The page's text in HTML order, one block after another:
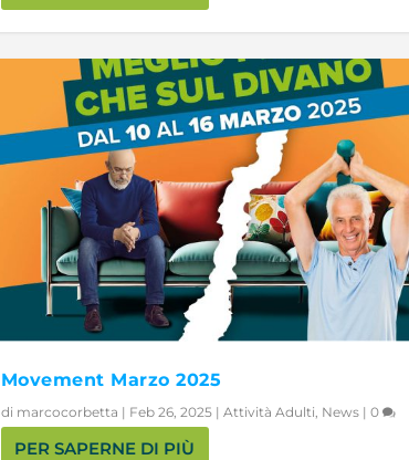
Movement Marzo 2025
di marcocorbetta | Feb 26, 2025| Attività Adulti News| 0
PER SAPERNE DI PIÙ